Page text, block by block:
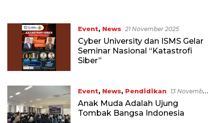
Event, News 21 November 2025
Cyber University dan ISMS Gelar
Seminar Nasional “Katastrofi
Siber”
Event, News, Pendidikan
13 November
2024
Anak Muda Adalah Ujung
Tombak Bangsa Indonesia